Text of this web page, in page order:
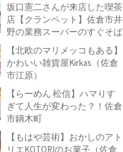
坂口憲二さんが来店した喫茶
店【クランペット】佐倉市井
野の業務スーパーのすぐそば
【北欧のマリメッコもある】
かわいい雑貨屋Kirkas（佐倉
市江原）
【らーめん 松信】ハマりす
ぎて人生が変わった？！佐倉
市鏑木町
【もはや芸術】おかしのアト
リエKOTORIのお菓子（佐倉